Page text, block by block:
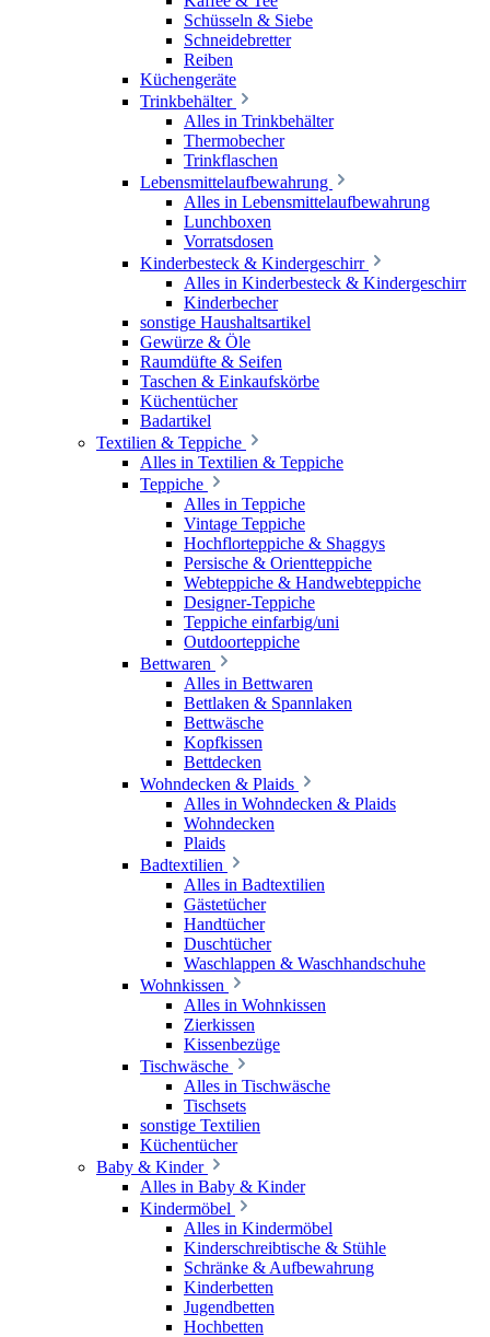
Schüsseln & Siebe
Schneidebretter
Reiben
Küchengeräte
Trinkbehälter
Alles in Trinkbehälter
Thermobecher
Trinkflaschen
Lebensmittelaufbewahrung
Alles in Lebensmittelaufbewahrung
Lunchboxen
Vorratsdosen
Kinderbesteck & Kindergeschirr
Alles in Kinderbesteck & Kindergeschirr
Kinderbecher
sonstige Haushaltsartikel
Gewürze & Öle
Raumdüfte & Seifen
Taschen & Einkaufskörbe
Küchentücher
Badartikel
Textilien & Teppiche
Alles in Textilien & Teppiche
Teppiche
Alles in Teppiche
Vintage Teppiche
Hochflorteppiche & Shaggys
Persische & Orientteppiche
Webteppiche & Handwebteppiche
Designer-Teppiche
Teppiche einfarbig/uni
Outdoorteppiche
Bettwaren
Alles in Bettwaren
Bettlaken & Spannlaken
Bettwäsche
Kopfkissen
Bettdecken
Wohndecken & Plaids
Alles in Wohndecken & Plaids
Wohndecken
Plaids
Badtextilien
Alles in Badtextilien
Gästetücher
Handtücher
Duschtücher
Waschlappen & Waschhandschuhe
Wohnkissen
Alles in Wohnkissen
Zierkissen
Kissenbezüge
Tischwäsche
Alles in Tischwäsche
Tischsets
sonstige Textilien
Küchentücher
Baby & Kinder
Alles in Baby & Kinder
Kindermöbel
Alles in Kindermöbel
Kinderschreibtische & Stühle
Schränke & Aufbewahrung
Kinderbetten
Jugendbetten
Hochbetten